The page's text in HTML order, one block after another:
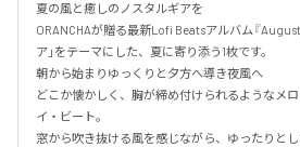
夏の風と癒しのノスタルギアを
ORANCHAが贈る最新Lofi Beatsアルバム『August
ア」をテーマにした、夏に寄り添う1枚です。
朝から始まりゆっくりと夕方へ導き夜風へ
どこか懐かしく、胸が締め付けられるようなメ
イ・ビート。
窓から吹き抜ける風を感じながら、ゆったりと